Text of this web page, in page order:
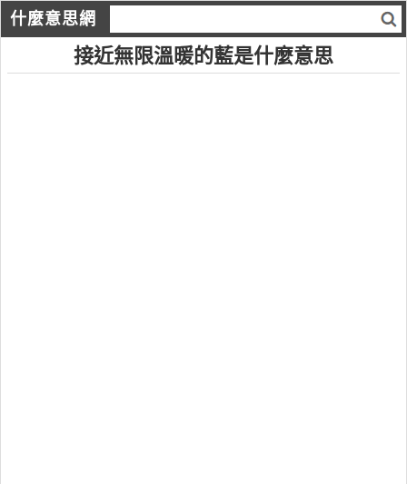
什麼意思網
接近無限溫暖的藍是什麼意思